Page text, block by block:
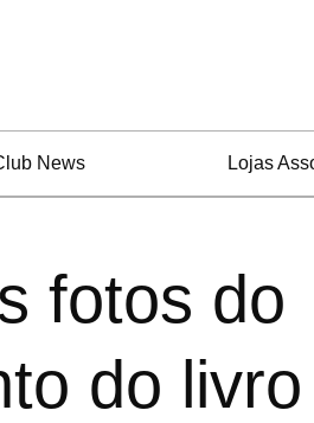
News Lojas
fotos do
do